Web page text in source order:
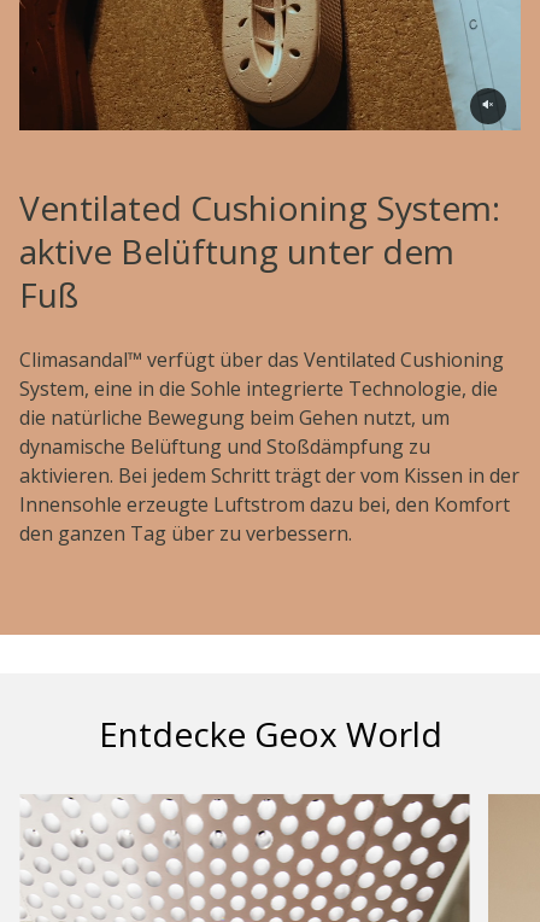
Ventilated Cushioning System:
aktive Belüftung unter dem
Fuß
Climasandal™ verfügt über das Ventilated Cushioning
System, eine in die Sohle integrierte Technologie, die
die natürliche Bewegung beim Gehen nutzt, um
dynamische Belüftung und Stoßdämpfung zu
aktivieren. Bei jedem Schritt trägt der vom Kissen in der
Innensohle erzeugte Luftstrom dazu bei, den Komfort
den ganzen Tag über zu verbessern.
Entdecke Geox World